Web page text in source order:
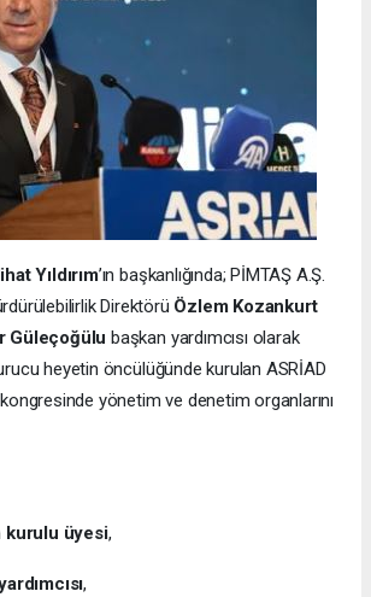
Yıldırım’ın başkanlığında; PİMTAŞ A.Ş.
Direktörü Özlem Kozankurt
Güleçoğülu başkan yardımcısı olarak
heyetin öncülüğünde kurulan ASRİAD
yönetim ve denetim organlarını
kurulu üyesi,
,